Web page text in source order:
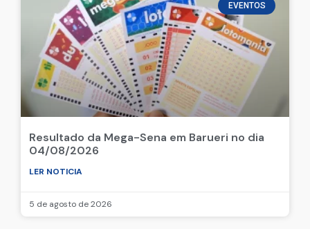
EVENTOS
Resultado da Mega-Sena em Barueri no dia
04/08/2026
LER NOTICIA
5 de agosto de 2026